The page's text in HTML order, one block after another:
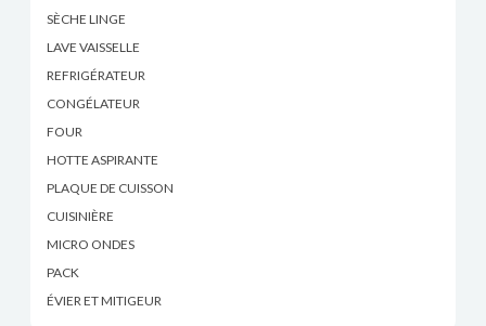
SÈCHE LINGE
LAVE VAISSELLE
REFRIGÉRATEUR
CONGÉLATEUR
FOUR
HOTTE ASPIRANTE
PLAQUE DE CUISSON
CUISINIÈRE
MICRO ONDES
PACK
ÉVIER ET MITIGEUR